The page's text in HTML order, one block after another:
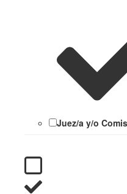
Juez/a y/o